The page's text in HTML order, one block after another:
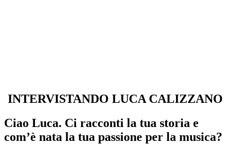
INTERVISTANDO LUCA CALIZZANO
Ciao Luca. Ci racconti la tua storia e
com’è nata la tua passione per la musica?